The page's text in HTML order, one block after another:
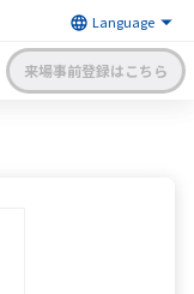
来場事前登録はこちら
械工業会